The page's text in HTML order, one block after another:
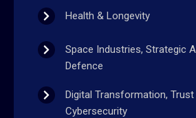
Health & Longevity
Space Industries, Strategic
Defence
Digital Transformation, Trust
Cybersecurity